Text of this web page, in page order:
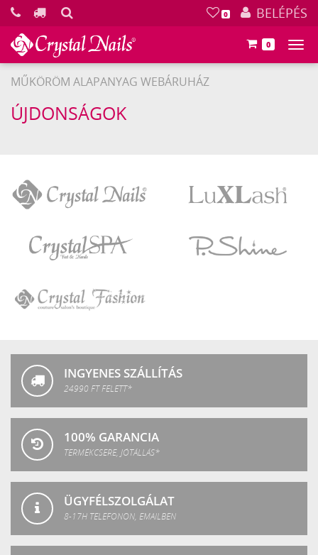
0 BELÉPÉS
0
MŰKÖRÖM ALAPANYAG WEBÁRUHÁZ
ÚJDONSÁGOK
Nails
SPA
INGYENES SZÁLLÍTÁS
24990 FT FELETT*
100% GARANCIA
TERMÉKCSERE, JÓTÁLLÁS*
ÜGYFÉLSZOLGÁLAT
8-17H TELEFONON, EMAILBEN